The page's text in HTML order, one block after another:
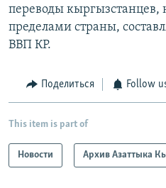
переводы кыргызстанцев,
пределами страны,
ВВП КР.
Поделиться Follow
This item is part of
Новости Архив Азаттыка